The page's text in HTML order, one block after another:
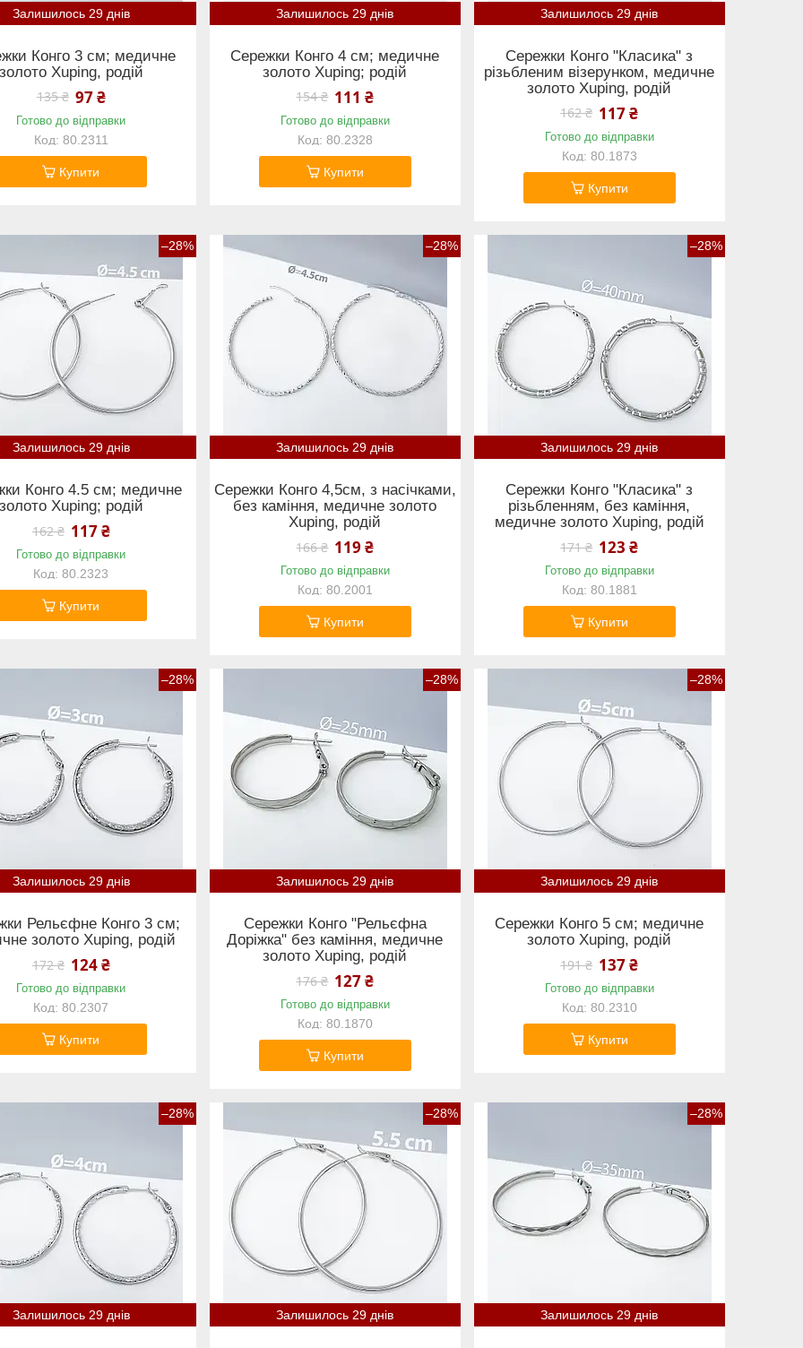
Залишилось 29 днів
Конго 3 см; медичне
Xuping, родій
135 ₴ 97 ₴
Готово до відправки
80.2311
Купити
Залишилось 29 днів
Сережки Конго 4 см; медичне
золото Xuping; родій
154 ₴ 111 ₴
Готово до відправки
80.2328
Купити
Залишилось 29 днів
Сережки Конго "Класика" з
різьбленим візерунком, медичне
золото Xuping, родій
162 ₴ 117 ₴
Готово до відправки
80.1873
Купити
–28%
Залишилось 29 днів
Конго 4.5 см; медичне
Xuping; родій
162 ₴ 117 ₴
Готово до відправки
80.2323
Купити
–28%
Залишилось 29 днів
Сережки Конго 4,5см, з насічками,
без каміння, медичне золото
Xuping, родій
166 ₴ 119 ₴
Готово до відправки
80.2001
Купити
–28%
Залишилось 29 днів
Сережки Конго "Класика" з
різьбленням, без каміння,
медичне золото Xuping, родій
171 ₴ 123 ₴
Готово до відправки
80.1881
Купити
–28%
Залишилось 29 днів
Рельєфне Конго 3 см;
золото Xuping, родій
172 ₴ 124 ₴
Готово до відправки
80.2307
Купити
–28%
Залишилось 29 днів
Сережки Конго "Рельєфна
Доріжка" без каміння, медичне
золото Xuping, родій
176 ₴ 127 ₴
Готово до відправки
80.1870
Купити
–28%
Залишилось 29 днів
Сережки Конго 5 см; медичне
золото Xuping, родій
191 ₴ 137 ₴
Готово до відправки
80.2310
Купити
–28%
Залишилось 29 днів
–28%
Залишилось 29 днів
–28%
Залишилось 29 днів